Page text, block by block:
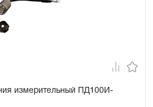
измерительный ПД100И-